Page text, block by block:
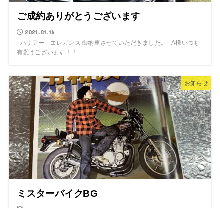
ご成約ありがとうございます
2021.01.16
ハリアー エレガンス 御納車させていただきました。 A様いつも
有難うございます！！
お知らせ
ミスターバイクBG